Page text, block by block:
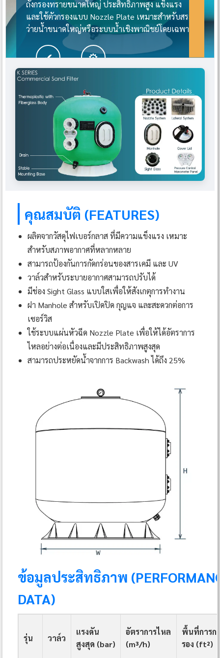
ถังกรองทรายขนาดใหญ่ ประสิทธิภาพสูง แข็งแรง
และใช้ตัวกรองแบบ Nozzle Plate เหมาะสำหรับสระ
ว่ายน้ำขนาดใหญ่หรือระบบน้ำเชิงพาณิชย์โดยเฉพาะ
✔
ประสิทธิภาพสูง
⚙
คุณสมบัติ (FEATURES)
ผลิตจากวัสดุไฟเบอร์กลาส ที่มีความแข็งแรง เหมาะ
สำหรับสภาพอากาศที่หลากหลาย
สามารถป้องกันการกัดกร่อนของสารเคมี และ UV
วาล์วสำหรับระบายอากาศสามารถปรับได้
มีช่อง Sight Glass แบบใสเพื่อให้สังเกตุการทำงาน
ฝา Manhole สำหรับเปิดปิด กุญแจ และสะดวกต่อการ
เซอร์วิส
ใช้ระบบแผ่นหัวฉีด Nozzle Plate เพื่อให้ได้อัตราการ
ไหลอย่างต่อเนื่องและมีประสิทธิภาพสูงสุด
สามารถประหยัดน้ำจากการ Backwash ได้ถึง 25%
ข้อมูลประสิทธิภาพ
DATA)
รุ่น วาล์ว
แรงดัน
สูงสุด (bar)
อัตราการไหล
(m³/h)
พื้นที่การก
รอง (ft²)